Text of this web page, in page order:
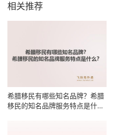
相关推荐
希腊移民有哪些知名品牌？希腊
移民的知名品牌服务特点是什